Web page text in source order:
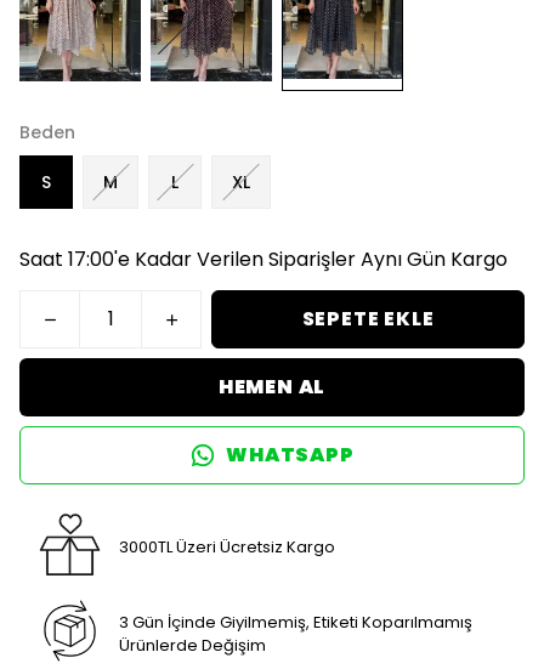
Beden
S M L XL
Saat 17:00'e Kadar Verilen Siparişler Aynı Gün Kargo
SEPETE EKLE
HEMEN AL
WHATSAPP
3000TL Üzeri Ücretsiz Kargo
3 Gün İçinde Giyilmemiş, Etiketi Koparılmamış
Ürünlerde Değişim